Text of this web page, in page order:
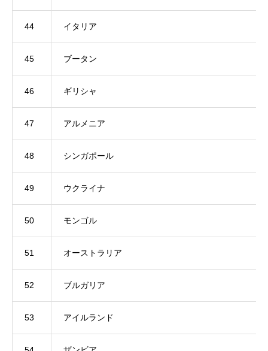
44 イタリア
45 ブータン
46 ギリシャ
47 アルメニア
48 シンガポール
49 ウクライナ
50 モンゴル
51 オーストラリア
52 ブルガリア
53 アイルランド